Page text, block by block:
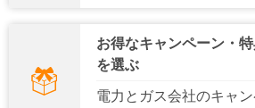
お得なキャンペーン・
を選ぶ
電力とガス会社のキャ